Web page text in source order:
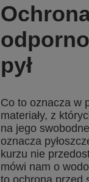
pył
Co to oznacza w
materiały, z
na jego
oznacza
kurzu nie
mówi nam o
to ochrona przed